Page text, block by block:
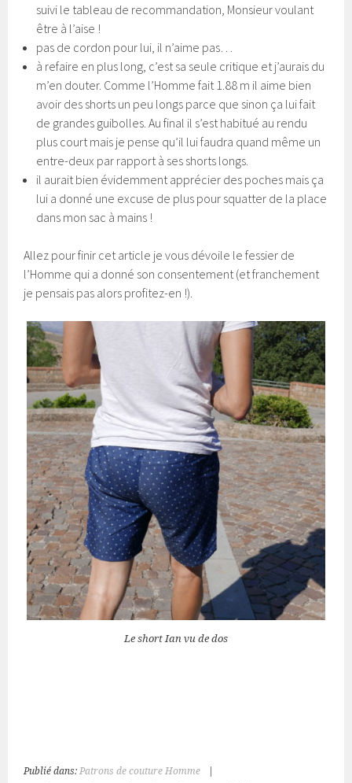
suivi le tableau de recommandation, Monsieur voulant
être à l’aise !
pas de cordon pour lui, il n’aime pas…
à refaire en plus long, c’est sa seule critique et j’aurais du
m’en douter. Comme l’Homme fait 1.88 m il aime bien
avoir des shorts un peu longs parce que sinon ça lui fait
de grandes guibolles. Au final il s’est habitué au rendu
plus court mais je pense qu’il lui faudra quand même un
entre-deux par rapport à ses shorts longs.
il aurait bien évidemment apprécier des poches mais ça
lui a donné une excuse de plus pour squatter de la place
dans mon sac à mains !
Allez pour finir cet article je vous dévoile le fessier de
l’Homme qui a donné son consentement (et franchement
je pensais pas alors profitez-en !).
Le short Ian vu de dos
Publié dans: Patrons de couture Homme